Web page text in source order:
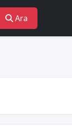
Ara